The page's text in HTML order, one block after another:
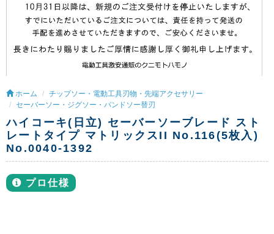
ホーム
チップソー・電動工具刃物・先端アクセサリー
セーバーソー・ジグソー・バンドソー替刃
ハイコーキ(日立) セーバーソーブレード スト
レートタイプ マトリックスII No.116(5枚入)
No.0040-1392
プロ仕様